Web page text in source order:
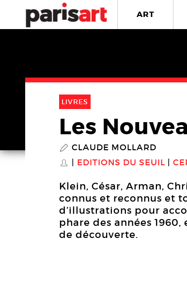
ART
LIVRES
Les
P CLAUDE MOLLARD
S EDITIONS DU SEUIL
Klein, César, Arman,
connus et reconnus et
d’illustrations pour
phare des années
de découverte.